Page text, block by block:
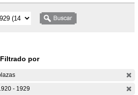
Filtrado por
- 1929